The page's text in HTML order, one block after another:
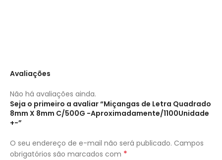
Avaliações
Não há avaliações ainda.
Seja o primeiro a avaliar “Miçangas de Letra Quadrado
8mm X 8mm C/500G -Aproximadamente/1100Unidade
+-”
O seu endereço de e-mail não será publicado. Campos
obrigatórios são marcados com *